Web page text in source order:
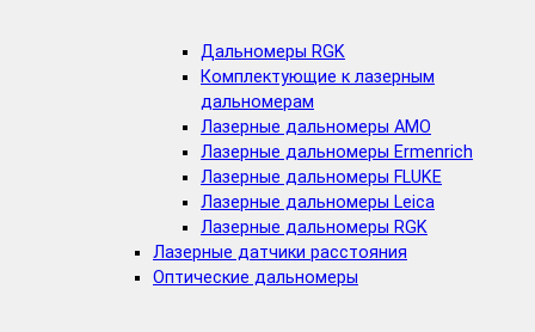
Дальномеры RGK
Комплектующие к лазерным
дальномерам
Лазерные дальномеры AMO
Лазерные дальномеры Ermenrich
Лазерные дальномеры FLUKE
Лазерные дальномеры Leica
Лазерные дальномеры RGK
Лазерные датчики расстояния
Оптические дальномеры